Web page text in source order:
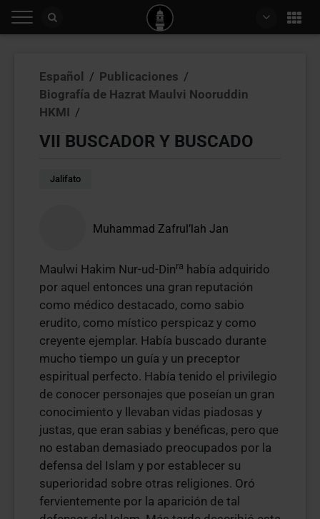
Español / Publicaciones /
Biografía de Hazrat Maulvi Nooruddin
HKMI /
VII BUSCADOR Y BUSCADO
Jalifato
Muhammad Zafrul’lah Jan
Maulwi Hakim Nur-ud-Dinra había adquirido
por aquel entonces una gran reputación
como médico destacado, como sabio
erudito, como místico perspicaz y como
creyente ejemplar. Había buscado durante
mucho tiempo un guía y un preceptor
espiritual perfecto. Había tenido el privilegio
de conocer personajes que poseían un gran
conocimiento y llevaban vidas piadosas y
justas, que eran sabias y benéficas, pero que
no estaban demasiado preocupados por la
defensa del Islam y por establecer su
superioridad sobre otras religiones. Oró
fervientemente por la aparición de tal